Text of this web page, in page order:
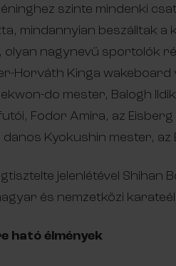
szinte mindenki
mindannyian beszálltak
olyan nagynevű sportolók
Horváth Kinga wakeboard
do mester, Balogh
Fodor Amira, az
danos Kyokushin mester,
jelenlétével Shihan
és nemzetközi
ható élmények